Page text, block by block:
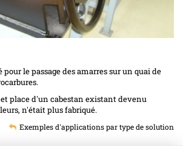
pour le passage des amarres sur un quai de
place d'un cabestan existant devenu
n'était plus fabriqué.
Exemples d'applications par type de solution